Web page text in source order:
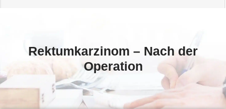
Rektumkarzinom – Nach der
Operation